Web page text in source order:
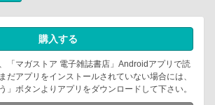
購入する
「マガストア 電子雑誌書店」Androidアプリで読
だアプリをインストールされていない場合には、
」ボタンよりアプリをダウンロードして下さい。